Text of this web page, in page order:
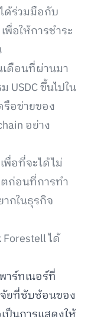
ด้ร่วมมือกับ
อให้การชำระ
ดือนที่ผ่านมา
USDC ขึ้นไปใน
รือข่ายของ
อย่าง
พื่อที่จะได้ไม่
ตก่อนที่การทำ
กในธุรกิจ
ได้
ร์ทเนอร์ที่
จัยที่ซับซ้อนของ